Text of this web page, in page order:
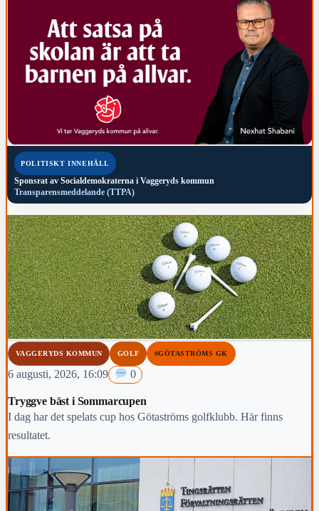
POLITISKT INNEHÅLL
Sponsrat av Socialdemokraterna i Vaggeryds kommun
Transparensmeddelande (TTPA)
VAGGERYDS KOMMUN GOLF #GÖTASTRÖMS GK
6 augusti, 2026, 16:09 0
Tryggve bäst i Sommarcupen
I dag har det spelats cup hos Götaströms golfklubb. Här finns
resultatet.